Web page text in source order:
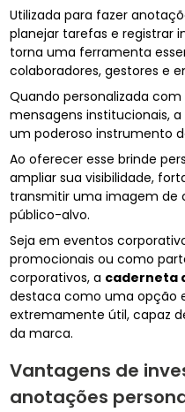
Utilizada para fazer
planejar tarefas e registrar
torna uma ferramenta
colaboradores, gestores e
Quando personalizada
mensagens institucionais,
um poderoso instrumento
Ao oferecer esse brinde
ampliar sua visibilidade,
transmitir uma imagem de
público-alvo.
Seja em eventos
promocionais ou como
corporativos, a caderneta
destaca como uma opção
extremamente útil, capaz
da marca.
Vantagens de
anotações